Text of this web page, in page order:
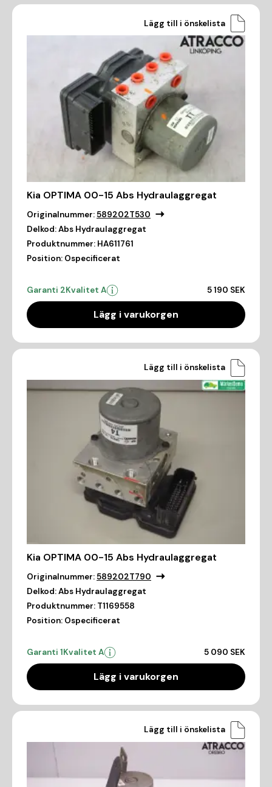
Lägg till i önskelista
Kia OPTIMA 00-15 Abs Hydraulaggregat
Originalnummer:589202T530
Delkod:Abs Hydraulaggregat
Produktnummer: HA611761
Position: Ospecificerat
Garanti 2Kvalitet A 5 190 SEK
Lägg i varukorgen
Lägg till i önskelista
Kia OPTIMA 00-15 Abs Hydraulaggregat
Originalnummer:589202T790
Delkod:Abs Hydraulaggregat
Produktnummer: T1169558
Position: Ospecificerat
Garanti 1Kvalitet A 5 090 SEK
Lägg i varukorgen
Lägg till i önskelista